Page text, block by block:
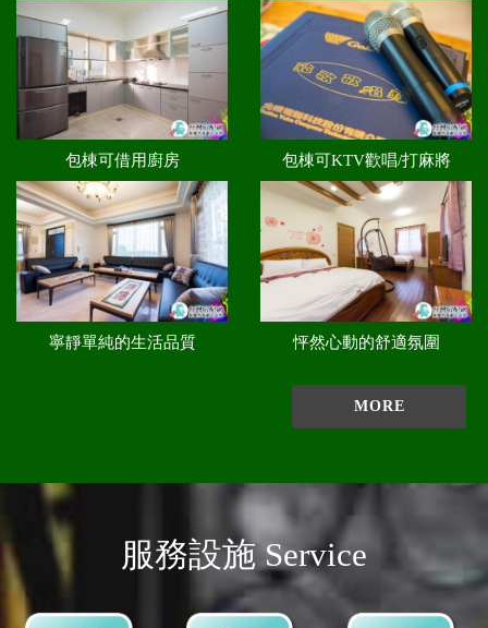
包棟可借用廚房 包棟可KTV歡唱/打麻將
寧靜單純的生活品質 怦然心動的舒適氛圍
MORE
服務設施 Service